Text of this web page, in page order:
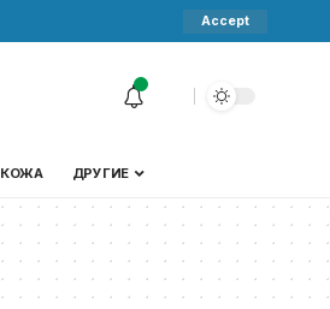
Accept
КОЖА ДРУГИЕ